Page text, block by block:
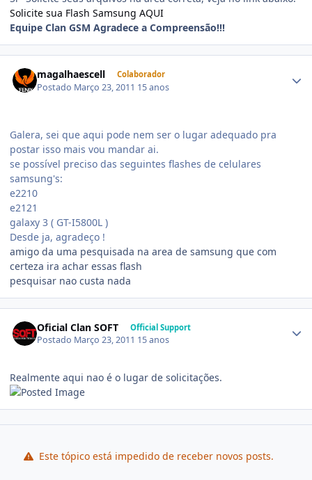
Solicite sua Flash Samsung AQUI
Equipe Clan GSM Agradece a Compreensão!!!
magalhaescell Colaborador
Postado Março 23, 2011 15 anos
Galera, sei que aqui pode nem ser o lugar adequado pra
postar isso mais vou mandar ai.
se possível preciso das seguintes flashes de celulares
samsung's:
e2210
e2121
galaxy 3 ( GT-I5800L )
Desde ja, agradeço !
amigo da uma pesquisada na area de samsung que com
certeza ira achar essas flash
pesquisar nao custa nada
Oficial Clan SOFT Official Support
Postado Março 23, 2011 15 anos
Realmente aqui nao é o lugar de solicitações.
Este tópico está impedido de receber novos posts.